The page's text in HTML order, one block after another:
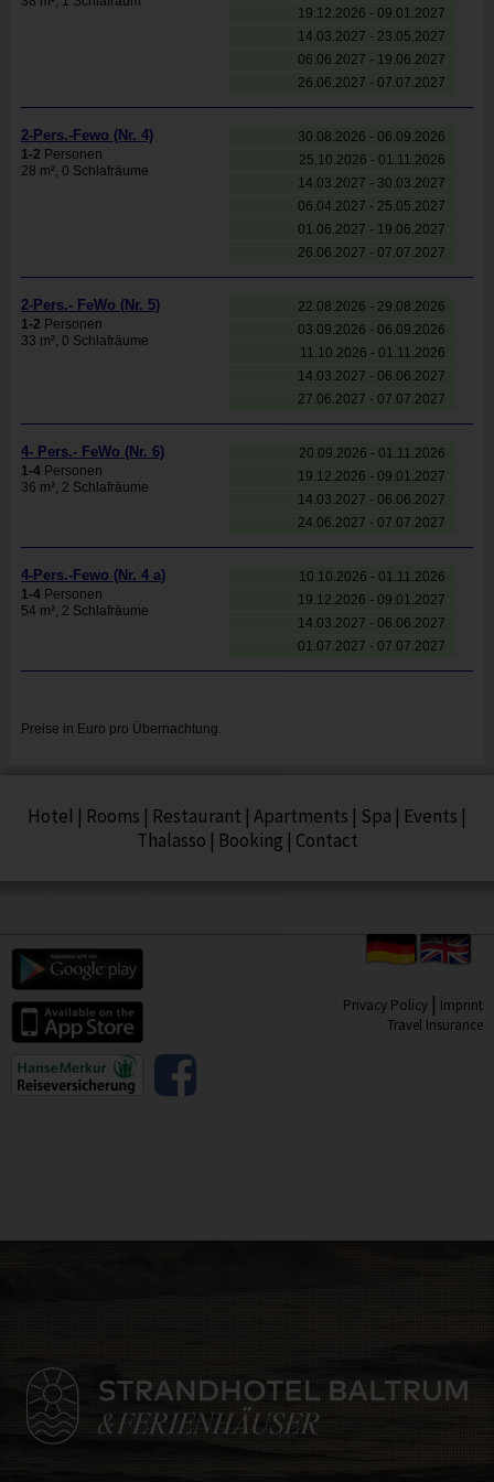
Hotel | Rooms | Restaurant | Apartments | Spa | Events |
Thalasso | Booking | Contact
Privacy Policy | Imprint
Travel Insurance